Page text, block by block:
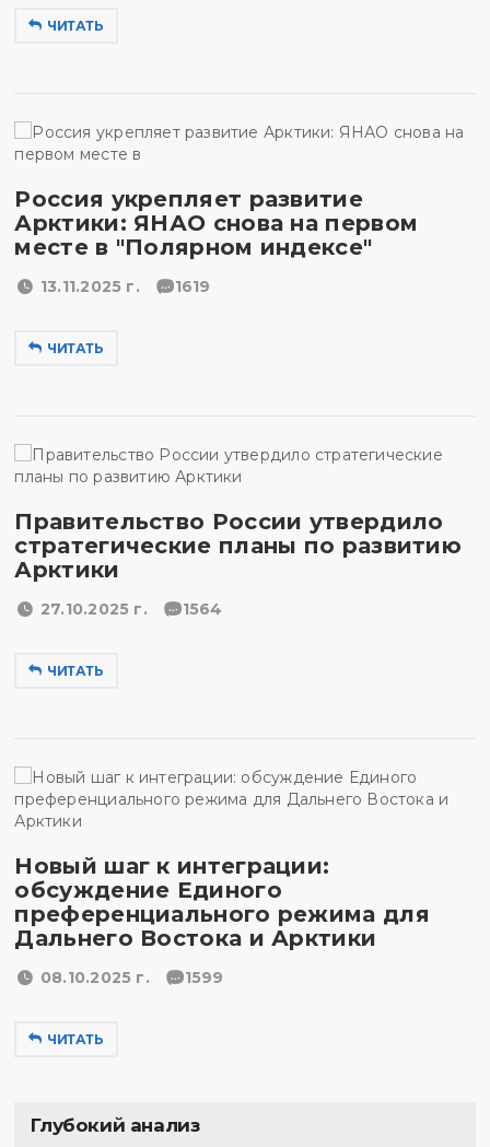
ЧИТАТЬ
Россия укрепляет развитие
Арктики: ЯНАО снова на первом
месте в "Полярном индексе"
13.11.2025 г. 1619
ЧИТАТЬ
Правительство России утвердило
стратегические планы по развитию
Арктики
27.10.2025 г. 1564
ЧИТАТЬ
Новый шаг к интеграции:
обсуждение Единого
преференциального режима для
Дальнего Востока и Арктики
08.10.2025 г. 1599
ЧИТАТЬ
Глубокий анализ